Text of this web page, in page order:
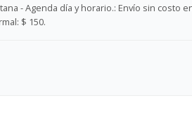
- Agenda día y horario.: Envío sin costo
$ 150.